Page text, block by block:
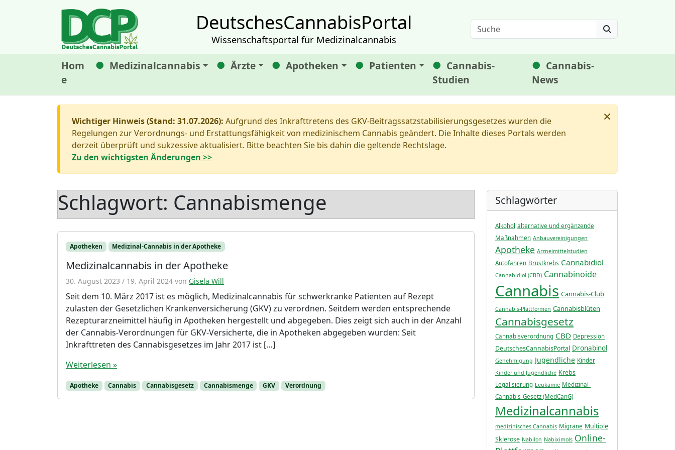
DeutschesCannabisPortal
Wissenschaftsportal für Medizinalcannabis Search
Hom
e
Medizinalcannabis Ärzte Apotheken Patienten
Cannabis-
Studien
Cannabis-
News
×
Wichtiger Hinweis (Stand: 31.07.2026): Aufgrund des Inkrafttretens des GKV-Beitragssatzstabilisierungsgesetzes wurden die
Regelungen zur Verordnungs- und Erstattungsfähigkeit von medizinischem Cannabis geändert. Die Inhalte dieses Portals werden
derzeit überprüft und sukzessive aktualisiert. Bitte beachten Sie bis dahin die geltende Rechtslage.
Zu den wichtigsten Änderungen >>
Schlagwort: Cannabismenge
Apotheken Medizinal-Cannabis in der Apotheke
Medizinalcannabis in der Apotheke
30. August 2023 / 19. April 2024 von Gisela Will
Seit dem 10. März 2017 ist es möglich, Medizinalcannabis für schwerkranke Patienten auf Rezept
zulasten der Gesetzlichen Krankenversicherung (GKV) zu verordnen. Seitdem werden entsprechende
Rezepturarzneimittel häufig in Apotheken hergestellt und abgegeben. Dies zeigt sich auch in der Anzahl
der Cannabis-Verordnungen für GKV-Versicherte, die in Apotheken abgegeben wurden: Seit
Inkrafttreten des Cannabisgesetzes im Jahr 2017 ist […]
Weiterlesen »
Apotheke Cannabis Cannabisgesetz Cannabismenge GKV Verordnung
Schlagwörter
Alkohol alternative und ergänzende
Maßnahmen Anbauvereinigungen
Apotheke Arzneimittelstudien
Autofahren Brustkrebs Cannabidiol
Cannabidiol (CBD) Cannabinoide
Cannabis Cannabis-Club
Cannabis-Plattformen Cannabisblüten
Cannabisgesetz
Cannabisverordnung CBD Depression
DeutschesCannabisPortal Dronabinol
Genehmigung Jugendliche Kinder
Kinder und Jugendliche Krebs
Legalisierung Leukämie Medizinal-
Cannabis-Gesetz (MedCanG)
Medizinalcannabis
medizinisches Cannabis Migräne Multiple
Sklerose Nabilon Nabiximols Online-